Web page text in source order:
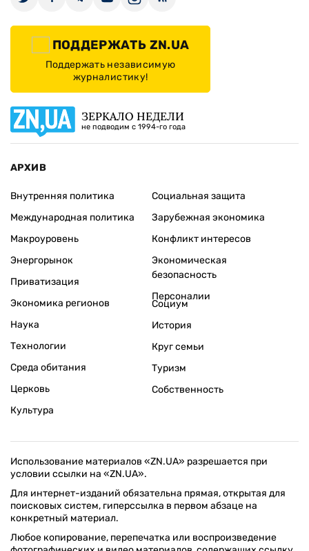
ПОДДЕРЖАТЬ ZN.UA
Поддержать независимую
журналистику!
ЗЕРКАЛО НЕДЕЛИ
не подводим с 1994-го года
АРХИВ
Внутренняя политика
Международная политика
Макроуровень
Энергорынок
Приватизация
Экономика регионов
Социальная защита
Зарубежная экономика
Конфликт интересов
Экономическая
безопасность
Персоналии
Наука
Технологии
Среда обитания
Церковь
Культура
Социум
История
Круг семьи
Туризм
Собственность
Использование материалов «ZN.UA» разрешается при
условии ссылки на «ZN.UA».
Для интернет-изданий обязательна прямая, открытая для
поисковых систем, гиперссылка в первом абзаце на
конкретный материал.
Любое копирование, перепечатка или воспроизведение